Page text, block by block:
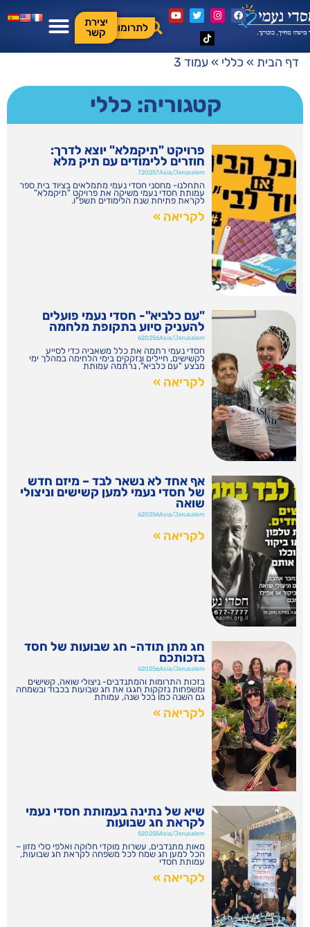
לתרומות
יצירת
קשר
דף הבית » כללי »עמוד 3
קטגוריה: כללי
פרויקט "תיקמלא" יוצא לדרך:
חוזרים ללימודים עם תיק מלא
720257Asia/Jerusalem
התחלנו- מחסני חסדי נעמי מתמלאים בציוד בית ספר
עמותת חסדי נעמי משיקה את פרויקט "תיקמלא"
לקראת פתיחת שנת הלימודים תשפ"ו.
לקריאה »
"עם כלביא"- חסדי נעמי פועלים
להעניק סיוע בתקופת מלחמה
620256Asia/Jerusalem
חסדי נעמי רתמה את כלל משאביה כדי לסייע
לקשישים, חיילים ונזקקים בימי הלחימה במהלך ימי
מבצע "עם כלביא", נרתמה עמותת
לקריאה »
אף אחד לא נשאר לבד – מיזם חדש
של חסדי נעמי למען קשישים וניצולי
שואה
620256Asia/Jerusalem
לקריאה »
חג מתן תודה- חג שבועות של חסד
בזכותכם
620256Asia/Jerusalem
בזכות התרומות והמתנדבים- ניצולי שואה, קשישים
ומשפחות נזקקות חגגו את חג שבועות בכבוד ובשמחה
גם השנה כמו בכל שנה, עמותת
לקריאה »
שיא של נתינה בעמותת חסדי נעמי
לקראת חג שבועות
520255Asia/Jerusalem
מאות מתנדבים, עשרות מוקדי חלוקה ואלפי סלי מזון –
הכל למען חג שמח לכל משפחה לקראת חג שבועות,
עמותת חסדי
לקריאה »